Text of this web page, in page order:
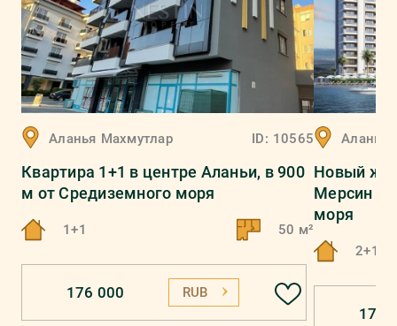
Аланья Махмутлар ID: 10565
Квартира 1+1 в центре Аланьи, в 900
м от Средиземного моря
1+1 50 м²
176 000 RUB
Аланья
Новый
Мерсин в
моря
2+1,
175